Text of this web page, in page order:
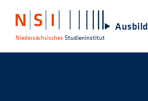
Niedersächsisches Studieninstitut